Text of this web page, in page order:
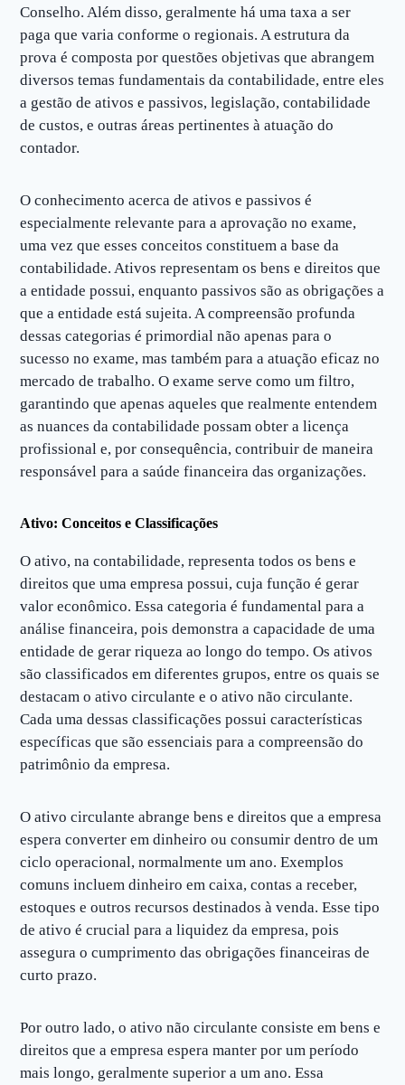
Conselho. Além disso, geralmente há uma taxa a ser
paga que varia conforme o regionais. A estrutura da
prova é composta por questões objetivas que abrangem
diversos temas fundamentais da contabilidade, entre eles
a gestão de ativos e passivos, legislação, contabilidade
de custos, e outras áreas pertinentes à atuação do
contador.
O conhecimento acerca de ativos e passivos é
especialmente relevante para a aprovação no exame,
uma vez que esses conceitos constituem a base da
contabilidade. Ativos representam os bens e direitos que
a entidade possui, enquanto passivos são as obrigações a
que a entidade está sujeita. A compreensão profunda
dessas categorias é primordial não apenas para o
sucesso no exame, mas também para a atuação eficaz no
mercado de trabalho. O exame serve como um filtro,
garantindo que apenas aqueles que realmente entendem
as nuances da contabilidade possam obter a licença
profissional e, por consequência, contribuir de maneira
responsável para a saúde financeira das organizações.
Ativo: Conceitos e Classificações
O ativo, na contabilidade, representa todos os bens e
direitos que uma empresa possui, cuja função é gerar
valor econômico. Essa categoria é fundamental para a
análise financeira, pois demonstra a capacidade de uma
entidade de gerar riqueza ao longo do tempo. Os ativos
são classificados em diferentes grupos, entre os quais se
destacam o ativo circulante e o ativo não circulante.
Cada uma dessas classificações possui características
específicas que são essenciais para a compreensão do
patrimônio da empresa.
O ativo circulante abrange bens e direitos que a empresa
espera converter em dinheiro ou consumir dentro de um
ciclo operacional, normalmente um ano. Exemplos
comuns incluem dinheiro em caixa, contas a receber,
estoques e outros recursos destinados à venda. Esse tipo
de ativo é crucial para a liquidez da empresa, pois
assegura o cumprimento das obrigações financeiras de
curto prazo.
Por outro lado, o ativo não circulante consiste em bens e
direitos que a empresa espera manter por um período
mais longo, geralmente superior a um ano. Essa